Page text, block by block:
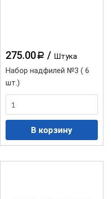
275.00 a / Штука
Набор надфилей №3 ( 6
шт.)